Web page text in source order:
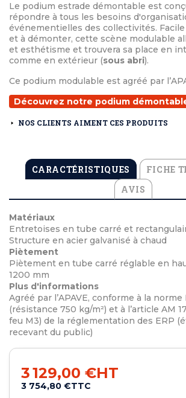
Le podium estrade démontable est
répondre à tous les besoins
événementielles des collectivités.
et à démonter, cette scène modulable
et esthétisme et trouvera sa place en
comme en extérieur (sous abri).
Ce podium modulable est agréé par
Découvrez notre podium
NOS CLIENTS AIMENT CES PRODUITS
CARACTÉRISTIQUES
FICHE
AVIS
Matériaux
Entretoises en tube carré et
Structure en acier galvanisé à chaud
Piètement
Piètement en tube carré réglable en
1200 mm
Plus d'informations
Agréé par l’APAVE, conforme à la norme
(résistance 750 kg/m²) et à l’article AM
feu M3) de la réglementation des ERP
recevant du public)
3 129,00 €HT
3 754,80 €TTC